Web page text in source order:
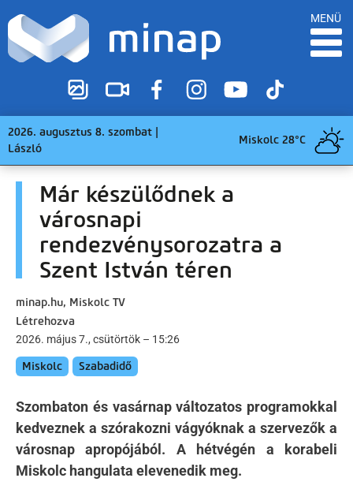
MENÜ
2026. augusztus 8. szombat |
László
Miskolc 28°C
Már készülődnek a
városnapi
rendezvénysorozatra a
Szent István téren
minap.hu, Miskolc TV
Létrehozva
2026. május 7., csütörtök – 15:26
Miskolc Szabadidő
Szombaton és vasárnap változatos programokkal
kedveznek a szórakozni vágyóknak a szervezők a
városnap apropójából. A hétvégén a korabeli
Miskolc hangulata elevenedik meg.